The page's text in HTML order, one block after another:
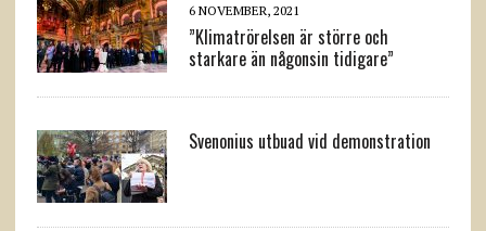
6 NOVEMBER, 2021
”Klimatrörelsen är större och
starkare än någonsin tidigare”
Svenonius utbuad vid demonstration